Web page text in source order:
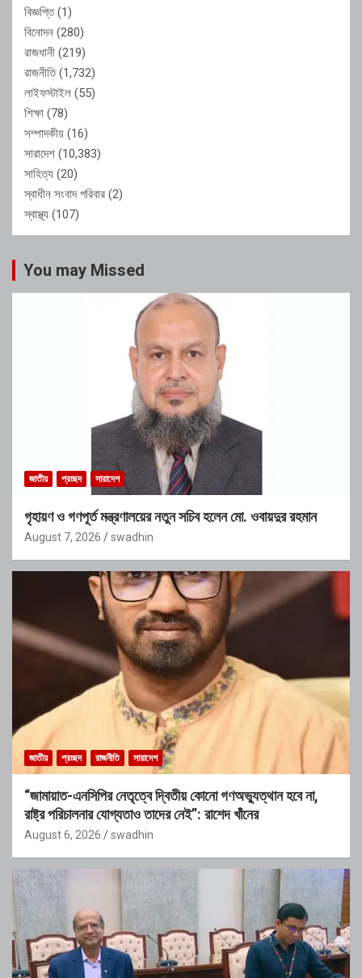
বিজ্ঞপ্তি(1)
বিনোদন (280)
রাজধানী (219)
রাজনীতি(1,732)
লাইফস্টাইল (55)
শিক্ষা (78)
সম্পাদকীয় (16)
সারাদেশ (10,383)
সাহিত্য (20)
স্বাধীন সংবাদ পরিবার (2)
স্বাস্থ্য (107)
You may Missed
জাতীয় প্রচ্ছদ সারাদেশ
গৃহায়ণ ও গণপূর্ত মন্ত্রণালয়ের নতুন সচিব হলেন মো. ওবায়দুর রহমান
August 7, 2026 swadhin
জাতীয় প্রচ্ছদ রাজনীতি সারাদেশ
“জামায়াত-এনসিপির নেতৃত্বে দ্বিতীয় কোনো গণঅভ্যুত্থান হবে না,
রাষ্ট্র পরিচালনার যোগ্যতাও তাদের নেই”: রাশেদ খাঁনের
August 6, 2026 swadhin